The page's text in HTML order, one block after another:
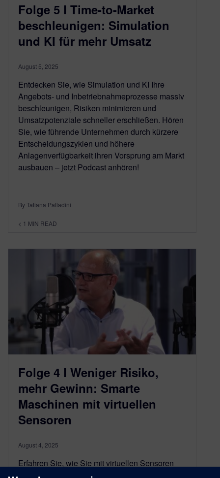
Folge 5 I Time-to-Market
beschleunigen: Simulation
und KI für mehr Umsatz
August 5, 2025
Entdecken Sie, wie Simulation und KI Ihre
Angebots- und Inbetriebnahmeprozesse massiv
beschleunigen, Risiken minimieren und
Umsatzpotenziale schneller erschließen. Hören
Sie, wie führende Unternehmen durch kürzere
Entscheidungszyklen und höhere
Anlagenverfügbarkeit ihren Vorsprung am Markt
ausbauen – jetzt Podcast anhören!
By Tatiana Palladini
< 1 MIN READ
Folge 4 I Weniger Risiko,
mehr Gewinn: Smarte
Maschinen mit virtuellen
Sensoren
August 4, 2025
Erfahren Sie, wie Sie mit virtuellen Sensoren
und Digitalen Zwillingen Ihre Maschinen